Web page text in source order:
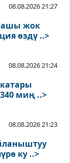
08.08.2026 21:27
жок
өздү ..>
08.08.2026 21:24
тааныштырган аял 340 миң ..>
08.08.2026 21:23
ку ..>